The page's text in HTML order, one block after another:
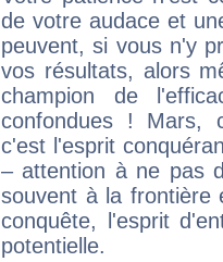
de votre audace et
peuvent, si vous n'y
vos résultats, alors
champion de
confondues ! Mars,
c'est l'esprit
– attention à ne pas
souvent à la frontière
conquête, l'esprit
potentielle.